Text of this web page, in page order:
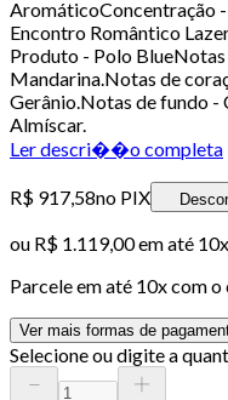
AromáticoConcentração
Encontro Romântico
Produto - Polo
Mandarina.Notas de
Gerânio.Notas de fundo -
Almíscar.
Ler descri��o completa
R$ 917,58no PIX
ou R$ 1.119,00em até
Parcele em até 10x com o
Ver mais formas de
Selecione ou digite a